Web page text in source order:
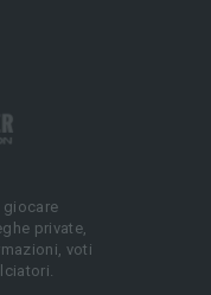
giocare
private,
voti